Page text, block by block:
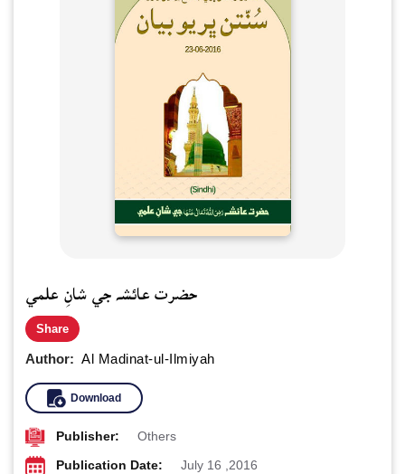
حضرت عائشه جي شانِ علمي
Share
Author: Al Madinat-ul-Ilmiyah
Download
Publisher: Others
Publication Date: July 16 ,2016